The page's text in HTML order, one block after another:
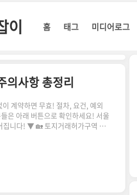
이 홈 태그 미디어로그
의사항 총정리
계약하면 무효! 절차, 요건, 예외
은 아래 버튼으로 확인하세요! 서울
래허가구역 매
요합니다.허가 없이 계약을 체결
업지역150㎡ 초과공업지역200㎡
를 받은 후 계약해야..